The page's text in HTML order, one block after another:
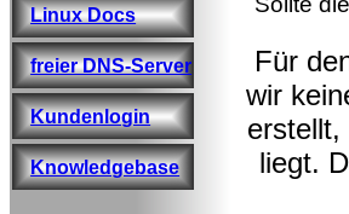
Für
wir
liegt.
Linux Docs
freier DNS-Server
Kundenlogin
Knowledgebase